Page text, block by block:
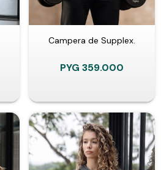
Campera de Supplex.
PYG 359.000